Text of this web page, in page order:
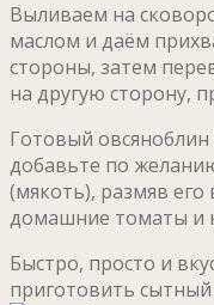
Выливаем на
маслом и даём
стороны, затем
на другую сторону,
Готовый
добавьте по
(мякоть), размяв
домашние томаты и
Быстро, просто и
приготовить сытный